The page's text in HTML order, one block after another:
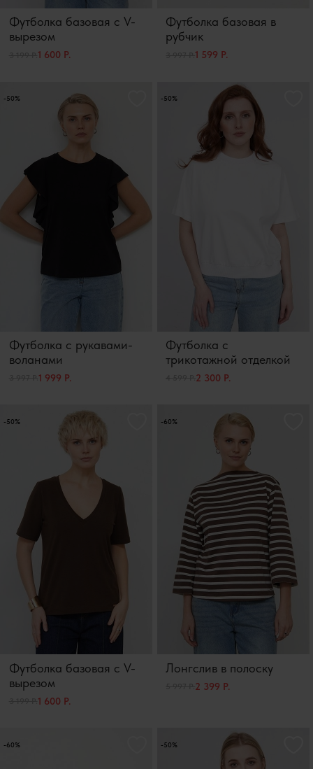
Футболка базовая с V-
вырезом
1 600 Р.
Футболка базовая в
рубчик
1 599 Р.
-50%
Футболка с рукавами-
воланами
1 999 Р.
-50%
Футболка с
трикотажной отделкой
2 300 Р.
-50%
Футболка базовая с V-
вырезом
1 600 Р.
-60%
Лонгслив в полоску
2 399 Р.
-60% -50%